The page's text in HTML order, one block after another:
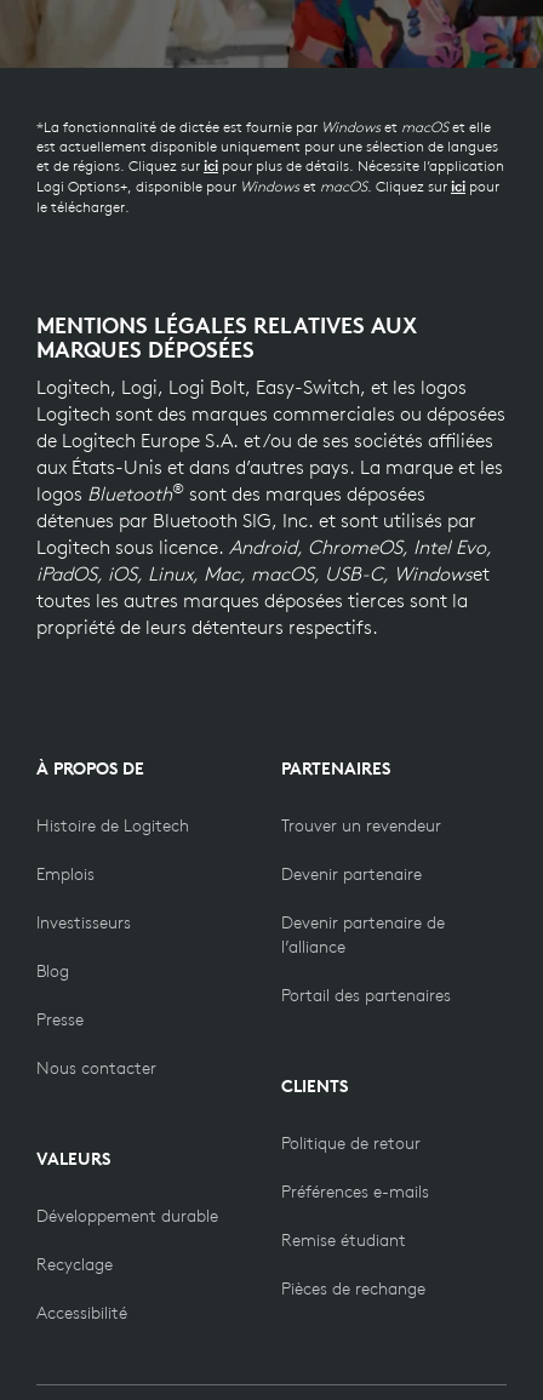
*La fonctionnalité de dictée est fournie par Windowset macOSet elle
est actuellement disponible uniquement pour une sélection de langues
et de régions. Cliquez sur ici pour plus de détails. Nécessite l’application
Logi Options+, disponible pour Windowset macOS. Cliquez sur ici pour
le télécharger.
MENTIONS LÉGALES RELATIVES AUX
MARQUES DÉPOSÉES
Logitech, Logi, Logi Bolt, Easy-Switch, et les logos
Logitech sont des marques commerciales ou déposées
de Logitech Europe S.A. et/ou de ses sociétés affiliées
aux États-Unis et dans d’autres pays. La marque et les
logos Bluetooth® sont des marques déposées
détenues par Bluetooth SIG, Inc. et sont utilisés par
Logitech sous licence. Android, ChromeOS, Intel Evo,
iPadOS, iOS, Linux, Mac, macOS, USB-C, Windowset
toutes les autres marques déposées tierces sont la
propriété de leurs détenteurs respectifs.
À PROPOS DE
Histoire de Logitech
Emplois
Investisseurs
Blog
Presse
Nous contacter
VALEURS
Développement durable
Recyclage
Accessibilité
PARTENAIRES
Trouver un revendeur
Devenir partenaire
Devenir partenaire de
l’alliance
Portail des partenaires
CLIENTS
Politique de retour
Préférences e-mails
Remise étudiant
Pièces de rechange